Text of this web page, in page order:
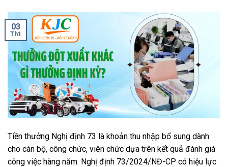
03
Th1
Tiền thưởng Nghị định 73 là khoản thu nhập bổ sung dành
cho cán bộ, công chức, viên chức dựa trên kết quả đánh giá
công việc hàng năm. Nghị định 73/2024/NĐ-CP có hiệu lực